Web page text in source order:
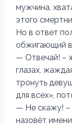
мужчина,
этого
Но в ответ
обжигающий
— Отвечай! –
глазах,
тронуть
для всех»,
— Не скажу! –
назовёт